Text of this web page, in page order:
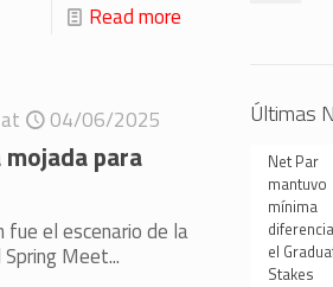
Read more
at 04/06/2025
para
fue el escenario de la
Meet...
Últimas
Net Par
mantuvo
mínima
el
Stakes